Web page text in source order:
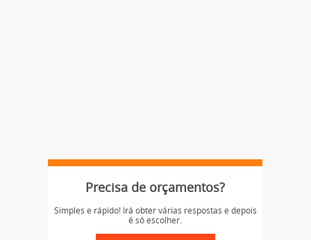
Precisa de orçamentos?
Simples e rápido! Irá obter várias respostas e depois
é só escolher.